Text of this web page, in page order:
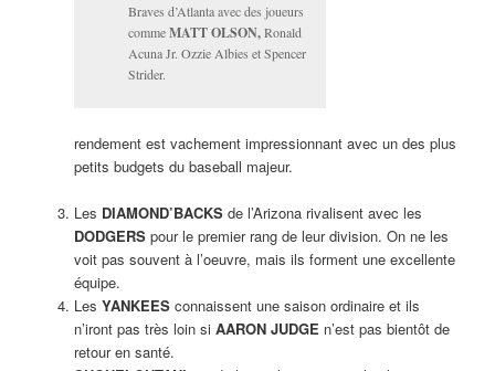
Braves d’Atlanta avec des joueurs
commeMATT OLSON,Ronald
Acuna Jr. Ozzie Albies et Spencer
Strider.
rendement est vachement impressionnant avec un des plus
petits budgets du baseball majeur.
Les DIAMOND’BACKSde l’Arizona rivalisent avec les
DODGERSpour le premier rang de leur division. On ne les
voit pas souvent à l’oeuvre, mais ils forment une excellente
équipe.
Les YANKEESconnaissent une saison ordinaire et ils
n’iront pas très loin si AARON JUDGE n’est pas bientôt de
retour en santé.